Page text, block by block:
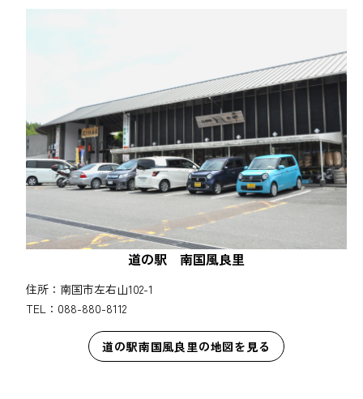
道の駅 南国風良里
住所：南国市左右山102-1
TEL：088-880-8112
道の駅南国風良里の地図を見る